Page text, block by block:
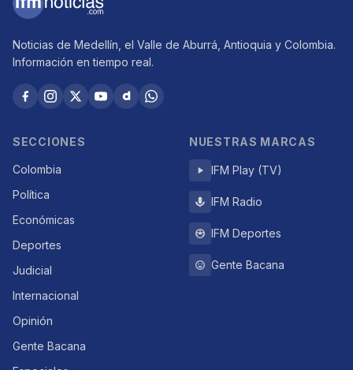
Noticias de Medellín, el Valle de Aburrá, Antioquia y Colombia.
Información en tiempo real.
SECCIONES
Colombia
Política
Económicas
Deportes
Judicial
Internacional
Opinión
Gente Bacana
NUESTRAS MARCAS
IFM Play (TV)
IFM Radio
IFM Deportes
Gente Bacana